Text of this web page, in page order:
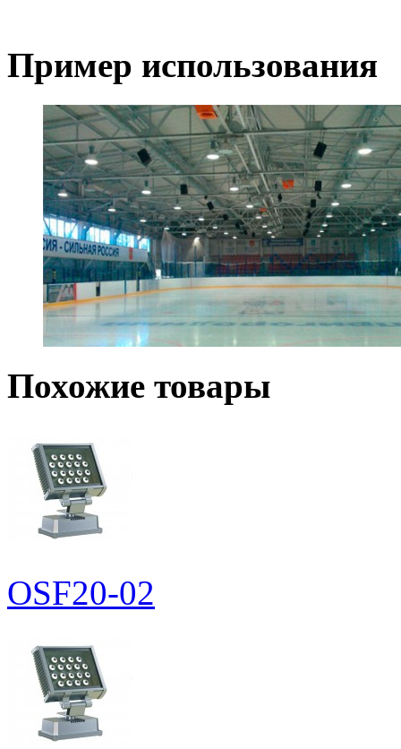
Пример использования
Похожие товары
OSF20-02